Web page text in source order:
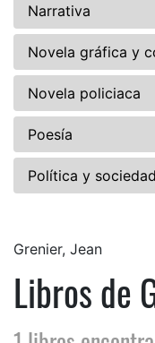
Narrativa
Novela gráfica y
Novela policiaca
Poesía
Política y sociedad
Grenier, Jean
Libros de